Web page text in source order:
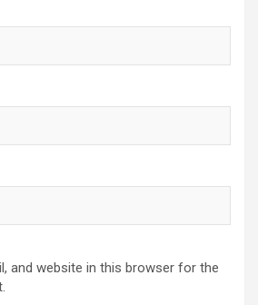
and website in this browser for the